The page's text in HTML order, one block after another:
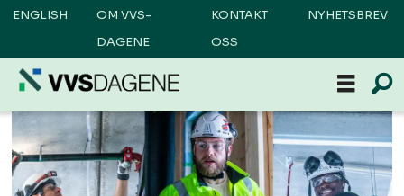
ENGLISH
OM VVS-
DAGENE
KONTAKT
OSS
NYHETSBREV
Tag:
vvs